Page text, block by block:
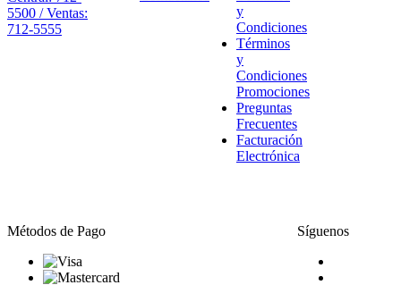
5500 / Ventas:
712-5555
y
Condiciones
Términos
y
Condiciones
Promociones
Preguntas
Frecuentes
Facturación
Electrónica
Métodos de Pago Síguenos